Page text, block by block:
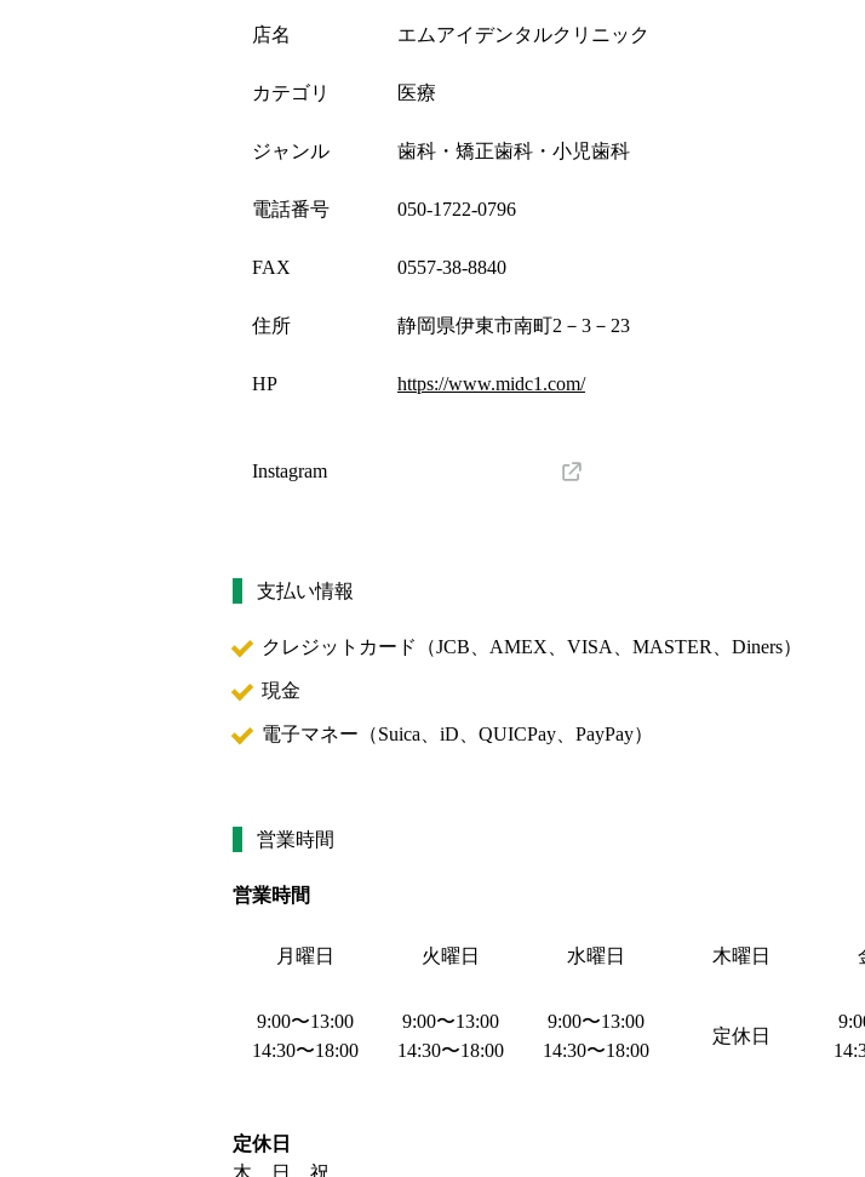
店名 エムアイデンタルクリニック
カテゴリ 医療
ジャンル 歯科・矯正歯科・小児歯科
電話番号 050-1722-0796
FAX 0557-38-8840
住所 静岡県伊東市南町2－3－23
HP https://www.midc1.com/
Instagram
支払い情報
クレジットカード（JCB、AMEX、VISA、MASTER、Diners）
現金
電子マネー（Suica、iD、QUICPay、PayPay）
営業時間
営業時間
月曜日 火曜日 水曜日 木曜日
9:00〜13:00
14:30〜18:00
9:00〜13:00
14:30〜18:00
9:00〜13:00
14:30〜18:00
定休日
定休日
木、日、祝